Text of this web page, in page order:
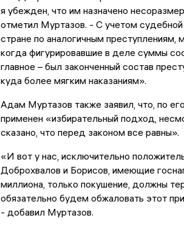
я убежден, что им назначено
отметил Муртазов. - С учетом
стране по аналогичным преступлениям,
когда фигурировавшие в деле суммы
главное – был законченный состав
куда более мягким наказаниям».
Адам Муртазов также заявил, что, по
применен «избирательный подход,
сказано, что перед законом все равны».
«И вот у нас, исключительно
Доброхвалов и Борисов, имеющие
миллиона, только покушение, должны
обязательно будем обжаловать этот
- добавил Муртазов.